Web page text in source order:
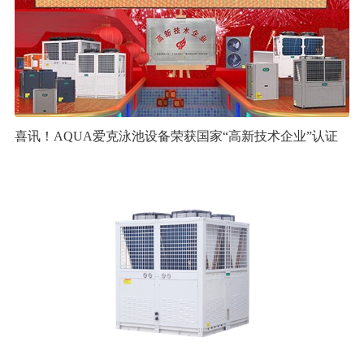
喜讯！AQUA爱克泳池设备荣获国家“高新技术企业”认证